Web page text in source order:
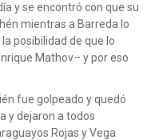
y se encontró con que su
mientras a Barreda lo
posibilidad de que lo
Mathov– y por eso
fue golpeado y quedó
y dejaron a todos
Rojas y Vega